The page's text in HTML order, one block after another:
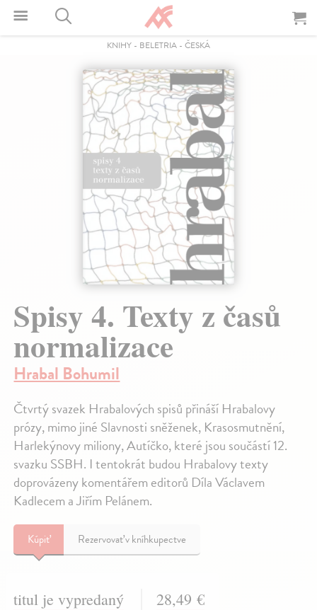
KNIHY - BELETRIA - ČESKÁ
Spisy 4. Texty z časů
normalizace
Hrabal Bohumil
Čtvrtý svazek Hrabalových spisů přináší Hrabalovy
prózy, mimo jiné Slavnosti sněženek, Krasosmutnění,
Harlekýnovy miliony, Autíčko, které jsou součástí 12.
svazku SSBH. I tentokrát budou Hrabalovy texty
doprovázeny komentářem editorů Díla Václavem
Kadlecem a Jiřím Pelánem.
Kúpiť Rezervovať v kníhkupectve
titul je vypredaný 28,49 €